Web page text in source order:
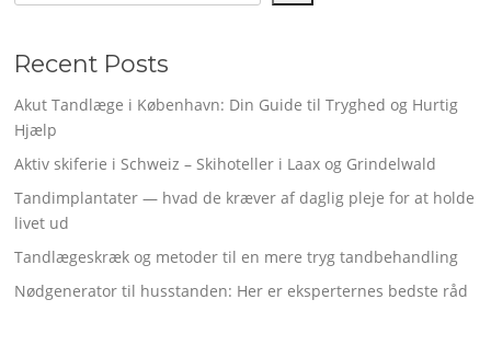
Recent Posts
Akut Tandlæge i København: Din Guide til Tryghed og Hurtig
Hjælp
Aktiv skiferie i Schweiz – Skihoteller i Laax og Grindelwald
Tandimplantater — hvad de kræver af daglig pleje for at holde
livet ud
Tandlægeskræk og metoder til en mere tryg tandbehandling
Nødgenerator til husstanden: Her er eksperternes bedste råd